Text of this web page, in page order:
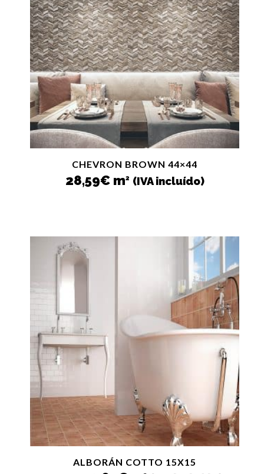
CHEVRON BROWN 44×44
28,59€m2 (IVA incluído)
ALBORÁN COTTO 15X15